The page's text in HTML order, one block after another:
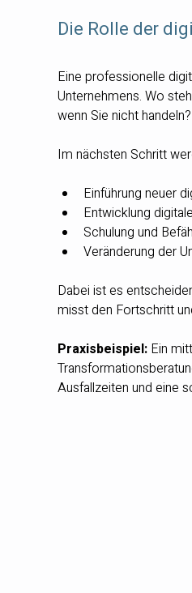
Die Rolle der
Eine professionelle
Unternehmens. Wo
wenn Sie nicht
Im nächsten Schritt
Einführung neuer
Entwicklung
Schulung und
Veränderung der
Dabei ist es
misst den Fortschritt
Praxisbeispiel: Ein
Ausfallzeiten und eine